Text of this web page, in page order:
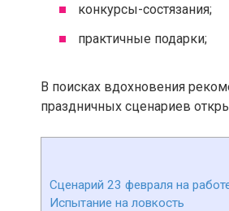
конкурсы-состязания;
практичные подарки;
В поисках вдохновения
праздничных сценариев
Сценарий 23 февраля на
Испытание на ловкость